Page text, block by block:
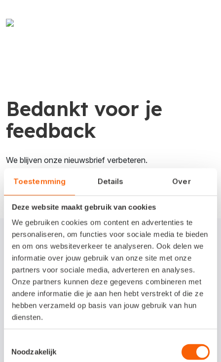
Toestemming Details Over
Deze website maakt gebruik van cookies
We gebruiken cookies om content en advertenties te
personaliseren, om functies voor sociale media te bieden
en om ons websiteverkeer te analyseren. Ook delen we
informatie over jouw gebruik van onze site met onze
partners voor sociale media, adverteren en analyses.
Onze partners kunnen deze gegevens combineren met
andere informatie die je aan hen hebt verstrekt of die ze
hebben verzameld op basis van jouw gebruik van hun
diensten.
Noodzakelijk
Bedankt voor je
feedback
We blijven onze nieuwsbrief verbeteren.